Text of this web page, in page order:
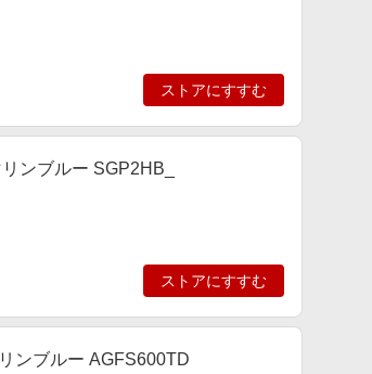
ストアにすすむ
ンブルー SGP2HB_
ストアにすすむ
ンブルー AGFS600TD